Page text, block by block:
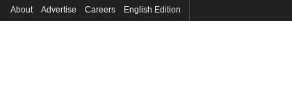
About Advertise Careers English Edition